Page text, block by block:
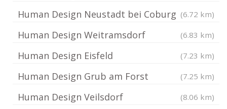
Human Design Neustadt bei Coburg (6.72 km)
Human Design Weitramsdorf (6.83 km)
Human Design Eisfeld (7.23 km)
Human Design Grub am Forst (7.25 km)
Human Design Veilsdorf (8.06 km)